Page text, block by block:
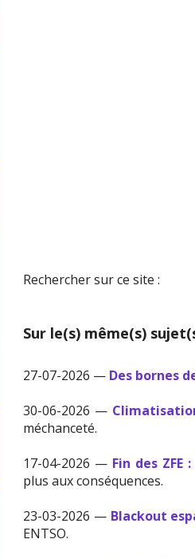
Rechercher sur ce site :
Sur le(s) même(s)
27-07-2026 — Des bornes
30-06-2026 —
méchanceté.
17-04-2026 — Fin des
plus aux conséquences.
23-03-2026 — Blackout
ENTSO.